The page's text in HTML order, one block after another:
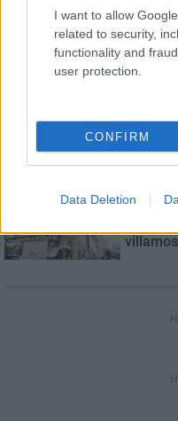
I want to allow
related to security,
functionality and
user protection.
CONFIRM
Data Deletion
Bicske
Helyi hírek